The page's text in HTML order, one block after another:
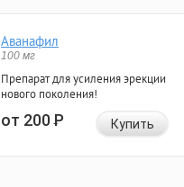
Аванафил
100 мг
Препарат для усиления эрекции
нового поколения!
от 200Р Купить